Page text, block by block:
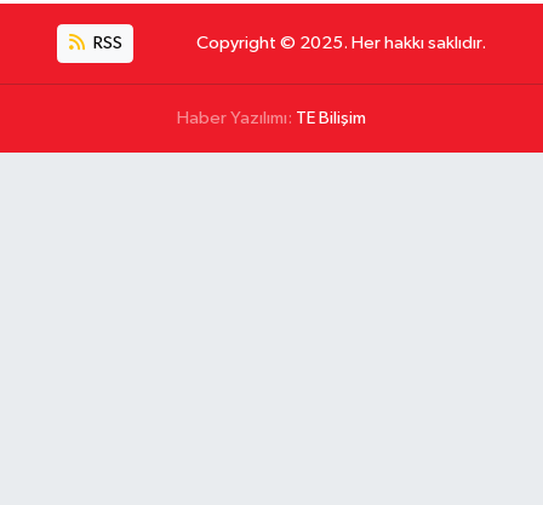
RSS Copyright © 2025. Her hakkı saklıdır.
Haber Yazılımı: TE Bilişim